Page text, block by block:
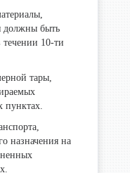
должны быть
10-ти
тары,
пунктах.
назначения на